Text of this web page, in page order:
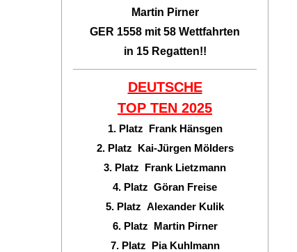
Martin Pirner
GER 1558 mit 58 Wettfahrten
in 15 Regatten!!
DEUTSCHE
TOP TEN 2025
1. Platz Frank Hänsgen
2. Platz Kai-Jürgen Mölders
3. Platz Frank Lietzmann
4. Platz Göran Freise
5. Platz Alexander Kulik
6. Platz Martin Pirner
7. Platz Pia Kuhlmann